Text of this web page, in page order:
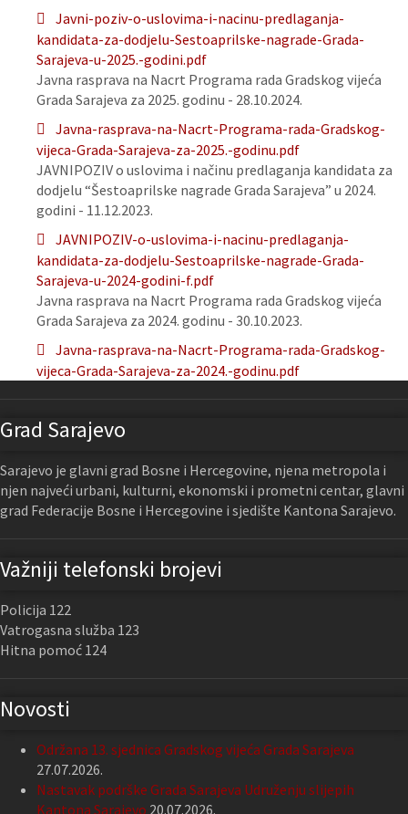
Javni-poziv-o-uslovima-i-nacinu-predlaganja-
kandidata-za-dodjelu-Sestoaprilske-nagrade-Grada-
Sarajeva-u-2025.-godini.pdf
Javna rasprava na Nacrt Programa rada Gradskog vijeća
Grada Sarajeva za 2025. godinu - 28.10.2024.
Javna-rasprava-na-Nacrt-Programa-rada-Gradskog-
vijeca-Grada-Sarajeva-za-2025.-godinu.pdf
JAVNIPOZIV o uslovima i načinu predlaganja kandidata za
dodjelu “Šestoaprilske nagrade Grada Sarajeva” u 2024.
godini - 11.12.2023.
JAVNIPOZIV-o-uslovima-i-nacinu-predlaganja-
kandidata-za-dodjelu-Sestoaprilske-nagrade-Grada-
Sarajeva-u-2024-godini-f.pdf
Javna rasprava na Nacrt Programa rada Gradskog vijeća
Grada Sarajeva za 2024. godinu - 30.10.2023.
Javna-rasprava-na-Nacrt-Programa-rada-Gradskog-
vijeca-Grada-Sarajeva-za-2024.-godinu.pdf
Grad Sarajevo
Sarajevo je glavni grad Bosne i Hercegovine, njena metropola i
njen najveći urbani, kulturni, ekonomski i prometni centar, glavni
grad Federacije Bosne i Hercegovine i sjedište Kantona Sarajevo.
Važniji telefonski brojevi
Policija 122
Vatrogasna služba 123
Hitna pomoć 124
Novosti
Održana 13. sjednica Gradskog vijeća Grada Sarajeva
27.07.2026.
Nastavak podrške Grada Sarajeva Udruženju slijepih
Kantona Sarajevo 20.07.2026.